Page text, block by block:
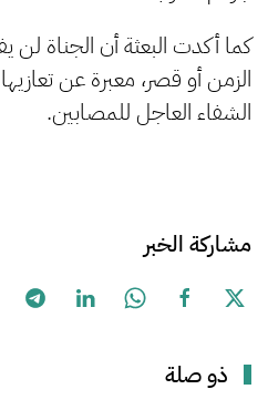
كما أكدت البعثة أن الجناة لن
الزمن أو قصر، معبرة عن
الشفاء العاجل للمصابين.
مشاركة الخبر
ذو صلة